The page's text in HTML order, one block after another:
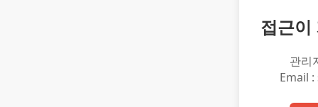
접근이
관리
Email